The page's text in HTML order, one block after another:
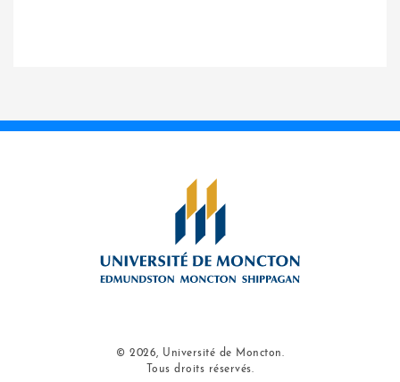
© 2026, Université de Moncton.
Tous droits réservés.